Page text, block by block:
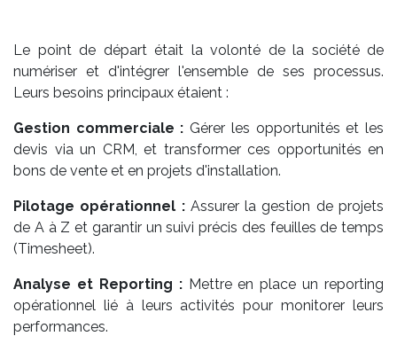
Le point de départ était la volonté de la société de
numériser et d'intégrer l'ensemble de ses processus.
Leurs besoins principaux étaient :
Gestion commerciale : Gérer les opportunités et les
devis via un CRM, et transformer ces opportunités en
bons de vente et en projets d'installation.
Pilotage opérationnel :Assurer la gestion de projets
de A à Z et garantir un suivi précis des feuilles de temps
(Timesheet).
Analyse et Reporting :Mettre en place un reporting
opérationnel lié à leurs activités pour monitorer leurs
performances.